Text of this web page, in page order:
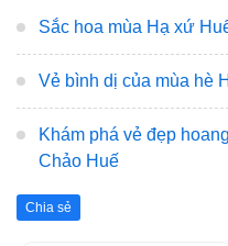
Sắc hoa mùa Hạ xứ
Vẻ bình dị của mùa hè
Khám phá vẻ đẹp
Chảo Huế
Chia sẻ